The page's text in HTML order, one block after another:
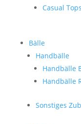
Casual
Bälle
Handbälle
Handbälle
Handbälle
Sonstiges